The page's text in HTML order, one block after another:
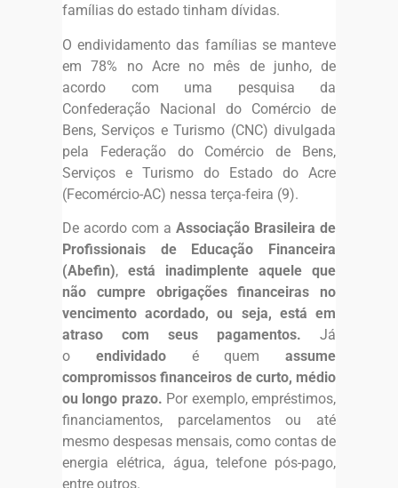
famílias do estado tinham dívidas.
O endividamento das famílias se manteve
em 78% no Acre no mês de junho, de
acordo com uma pesquisa da
Confederação Nacional do Comércio de
Bens, Serviços e Turismo (CNC) divulgada
pela Federação do Comércio de Bens,
Serviços e Turismo do Estado do Acre
(Fecomércio-AC) nessa terça-feira (9).
De acordo com a Associação Brasileira de
Profissionais de Educação Financeira
(Abefin), está inadimplente aquele que
não cumpre obrigações financeiras no
vencimento acordado, ou seja, está em
atraso com seus pagamentos. Já
o endividadoé quem assume
compromissos financeiros de curto, médio
ou longo prazo. Por exemplo, empréstimos,
financiamentos, parcelamentos ou até
mesmo despesas mensais, como contas de
energia elétrica, água, telefone pós-pago,
entre outros.